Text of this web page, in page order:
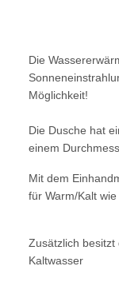
Die
Möglichkeit!
Die Dusche hat
einem
Mit dem
für Warm/Kalt
Zusätzlich
Kaltwasser